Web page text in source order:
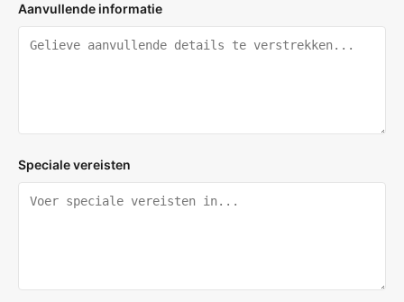
Aanvullende informatie
Speciale vereisten